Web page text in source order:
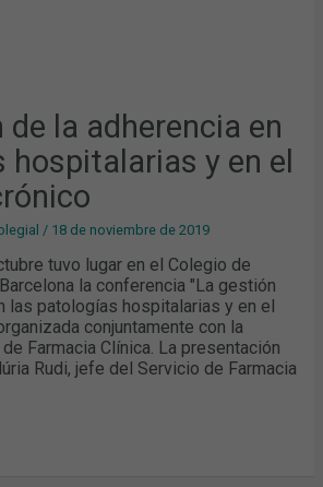
de la adherencia en
hospitalarias y en el
/ 18 de noviembre de 2019
tuvo lugar en el Colegio de
la conferencia "La gestión
las patologías hospitalarias y en el
conjuntamente con la
Farmacia Clínica. La presentación
Rudi, jefe del Servicio de Farmacia